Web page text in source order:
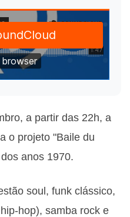
a partir das 22h, a
o projeto "Baile du
anos 1970.
soul, funk clássico,
hop), samba rock e